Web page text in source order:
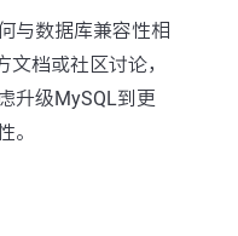
与数据库兼容性相
档或社区讨论，
升级MySQL到更
。